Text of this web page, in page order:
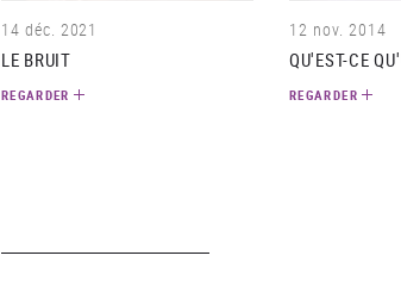
14 déc. 2021
LE BRUIT
REGARDER
12 nov. 2014
QU'EST-CE
REGARDER